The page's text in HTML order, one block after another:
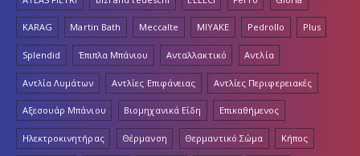
KARAG Martin Bath Meccalte MIYAKE Pedrollo Plus
Splendid Έπιπλα Μπάνιου Ανταλλακτικό Αντλία
Αντλία Λυμάτων Αντλίες Επιφάνειας Αντλίες Περιφερειακές
Αξεσουάρ Μπάνιου Βιομηχανικά Είδη Επικαθήμενος
Ηλεκτροκινητήρας Θέρμανση Θερμαντικό Σώμα Κήπος